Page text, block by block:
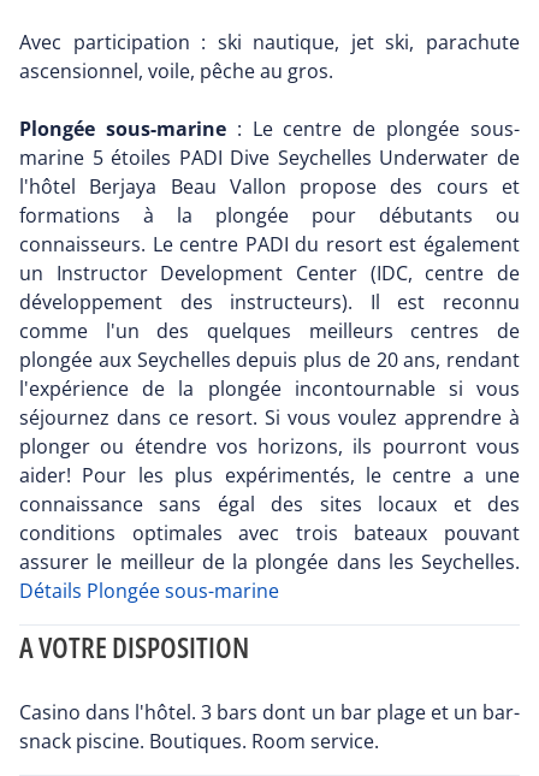
Avec participation : ski nautique, jet ski, parachute
ascensionnel, voile, pêche au gros.
Plongée sous-marine: Le centre de plongée sous-
marine 5 étoiles PADI Dive Seychelles Underwater de
l'hôtel Berjaya Beau Vallon propose des cours et
formations à la plongée pour débutants ou
connaisseurs. Le centre PADI du resort est également
un Instructor Development Center (IDC, centre de
développement des instructeurs). Il est reconnu
comme l'un des quelques meilleurs centres de
plongée aux Seychelles depuis plus de 20 ans, rendant
l'expérience de la plongée incontournable si vous
séjournez dans ce resort. Si vous voulez apprendre à
plonger ou étendre vos horizons, ils pourront vous
aider! Pour les plus expérimentés, le centre a une
connaissance sans égal des sites locaux et des
conditions optimales avec trois bateaux pouvant
assurer le meilleur de la plongée dans les Seychelles.
Détails Plongée sous-marine
A VOTRE DISPOSITION
Casino dans l'hôtel. 3 bars dont un bar plage et un bar-
snack piscine. Boutiques. Room service.